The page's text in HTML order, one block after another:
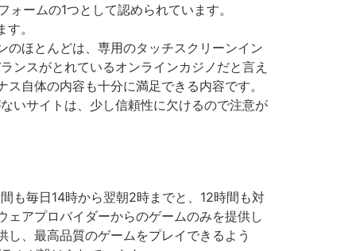
ームの1つとして認められています。
。
のほとんどは、専用のタッチスクリーンイン
ンスがとれているオンラインカジノだと言え
自体の内容も十分に満足できる内容です。
いサイトは、少し信頼性に欠けるので注意が
も毎日14時から翌朝2時までと、12時間も対
アプロバイダーからのゲームのみを提供し
、最高品質のゲームをプレイできるよう